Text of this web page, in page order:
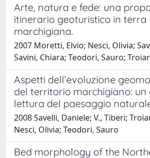
Arte, natura e fede: una
itinerario geoturistico in terra
marchigiana.
2007 Moretti, Elvio; Nesci, Olivia;
Savini, Chiara; Teodori, Sauro;
Aspetti dell’evoluzione
del territorio marchigiano: un
lettura del paesaggio
2008 Savelli, Daniele; V., Tiberi;
Nesci, Olivia; Teodori, Sauro
Bed morphology of the